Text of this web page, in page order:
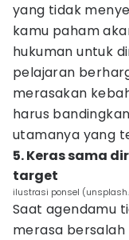
yang tidak
kamu paham
hukuman untuk
pelajaran
merasakan
harus
utamanya yang
5. Keras sama
target
ilustrasi ponsel
Saat agendamu
merasa bersalah